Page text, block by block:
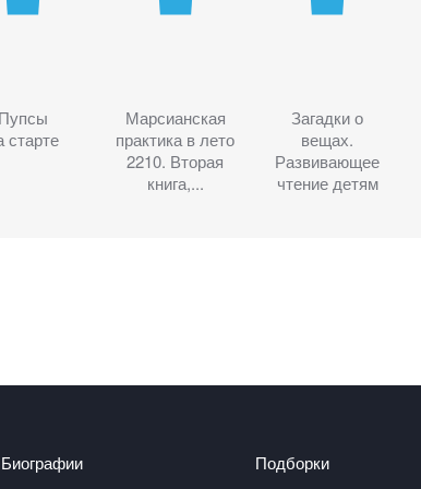
старте
Марсианская
практика в лето
2210. Вторая
книга,...
Загадки о
вещах.
Развивающее
чтение детям
Биографии
Подборки